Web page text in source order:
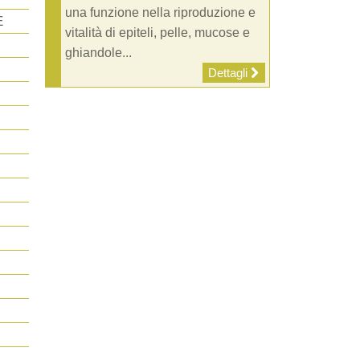
una funzione nella riproduzione e
vitalità di epiteli, pelle, mucose e
ghiandole...
Dettagli